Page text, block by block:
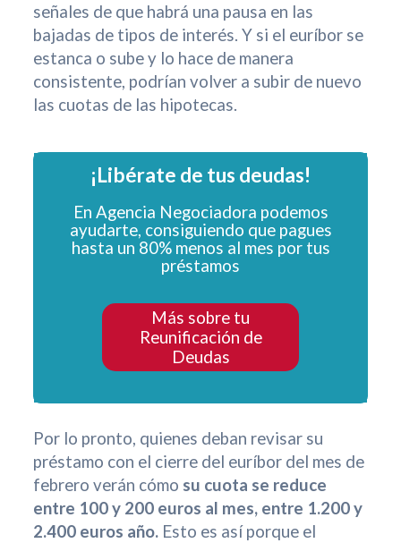
señales de que habrá una pausa en las
bajadas de tipos de interés. Y si el euríbor se
estanca o sube y lo hace de manera
consistente, podrían volver a subir de nuevo
las cuotas de las hipotecas.
¡Libérate de tus deudas!
En Agencia Negociadora podemos
ayudarte, consiguiendo que pagues
hasta un 80% menos al mes por tus
préstamos
Más sobre tu
Reunificación de
Deudas
Por lo pronto, quienes deban revisar su
préstamo con el cierre del euríbor del mes de
febrero verán cómo su cuota se reduce
entre 100 y 200 euros al mes, entre 1.200 y
2.400 euros año. Esto es así porque el